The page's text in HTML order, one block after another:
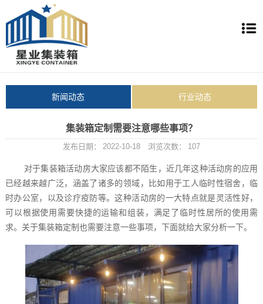
新闻动态 行业动态
集装箱定制需要注意哪些事项？
发布日期： 2022-10-18 浏览次数： 107
对于集装箱活动房大家应该都不陌生，近几年这种活动房的应用
已经越来越广泛，涵盖了诸多的领域，比如用于工人临时性宿舍，临
时办公室，以及诊疗疫防等。这种活动房的一大特点就是灵活性好，
可以根据使用需要快捷的运输和组装，满足了临时性居所的使用需
求。关于集装箱定制也需要注意一些事项，下面就给大家分析一下。